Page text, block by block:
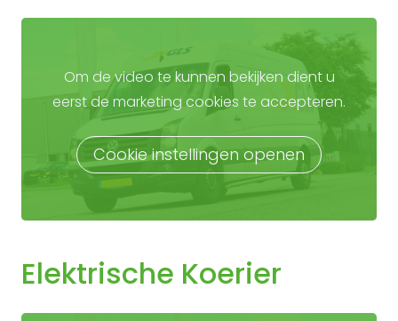
Om de video te kunnen bekijken dient u
eerst de marketing cookies te accepteren.
Cookie instellingen openen
Elektrische Koerier